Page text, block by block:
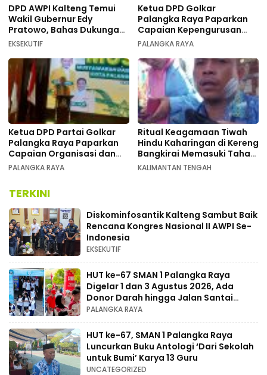
DPD AWPI Kalteng Temui
Wakil Gubernur Edy
Pratowo, Bahas Dukungan
Kongres Nasional II AWPI di
EKSEKUTIF
Ketua DPD Golkar
Palangka Raya Paparkan
Capaian Kepengurusan
pada Pembukaan Musda XI
PALANGKA RAYA
Ketua DPD Partai Golkar
Palangka Raya Paparkan
Capaian Organisasi dan
Kemenangan Pemilu pada
PALANGKA RAYA
Ritual Keagamaan Tiwah
Hindu Kaharingan di Kereng
Bangkirai Memasuki Tahap
Akhir
KALIMANTAN TENGAH
TERKINI
Diskominfosantik Kalteng Sambut Baik
Rencana Kongres Nasional II AWPI Se-
Indonesia
EKSEKUTIF
HUT ke-67 SMAN 1 Palangka Raya
Digelar 1 dan 3 Agustus 2026, Ada
Donor Darah hingga Jalan Santai
Berhadiah Doorprize
PALANGKA RAYA
HUT ke-67, SMAN 1 Palangka Raya
Luncurkan Buku Antologi ‘Dari Sekolah
untuk Bumi’ Karya 13 Guru
UNCATEGORIZED